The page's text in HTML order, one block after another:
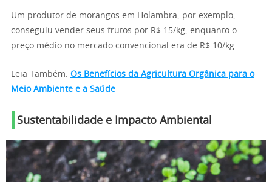
Um produtor de morangos em Holambra, por exemplo,
conseguiu vender seus frutos por R$ 15/kg, enquanto o
preço médio no mercado convencional era de R$ 10/kg.
Leia Também: Os Benefícios da Agricultura Orgânica para o
Meio Ambiente e a Saúde
Sustentabilidade e Impacto Ambiental